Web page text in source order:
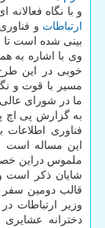
و با نگاه
ارتباطات و
بینی شده است تا
وی با اشاره به
خوبی در این
مسیر با قوت و
ما در شورای
به گزارش پی اچ
فناوری اطلاعات
این مساله است
ملموس دراین
شایان ذکر است
قالب دومین سفر
وزیر ارتباطات
دخترانه